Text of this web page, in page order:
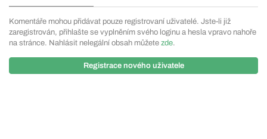
Komentáře mohou přidávat pouze registrovaní uživatelé. Jste-li již
zaregistrován, přihlašte se vyplněním svého loginu a hesla vpravo nahoře
na stránce. Nahlásit nelegální obsah můžete zde.
Registrace nového uživatele